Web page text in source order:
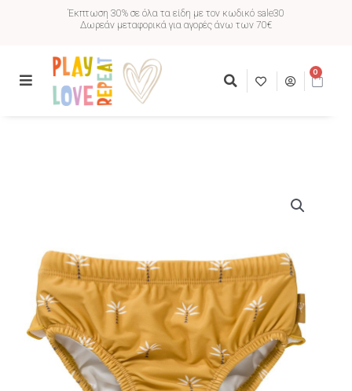
Έκπτωση 30% σε όλα τα είδη με τον κωδικό sale30
Δωρεάν μεταφορικά για αγορές άνω των 70€
0